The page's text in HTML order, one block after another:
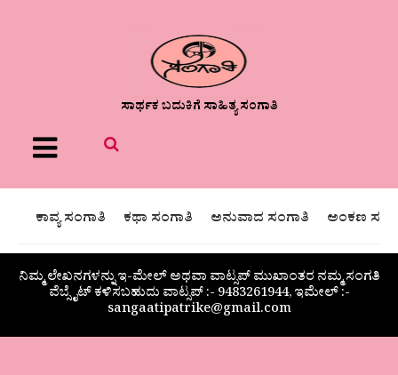
ಸಾರ್ಥಕ ಬದುಕಿಗೆ ಸಾಹಿತ್ಯ ಸಂಗಾತಿ
Menu
ಕಾವ್ಯ ಸಂಗಾತಿ ಕಥಾ ಸಂಗಾತಿ ಅನುವಾದ ಸಂಗಾತಿ ಅಂಕಣ
ನಿಮ್ಮ ಲೇಖನಗಳನ್ನು ಇ-ಮೇಲ್ ಅಥವಾ ವಾಟ್ಸಪ್ ಮುಖಾಂತರ ನಮ್ಮ ಸಂಗತಿ
ವೆಬ್ಸೈಟ್ ಕಳಿಸಬಹುದು ವಾಟ್ಸಪ್‌ :- 9483261944, ಇಮೇಲ್ :-
sangaatipatrike@gmail.com